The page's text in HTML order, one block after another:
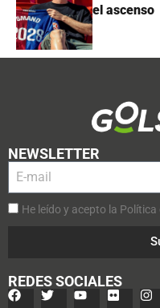
el ascenso
NEWSLETTER
He leído y acepto la Política
REDES SOCIALES